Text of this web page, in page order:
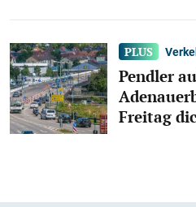
Pendler
Freitag